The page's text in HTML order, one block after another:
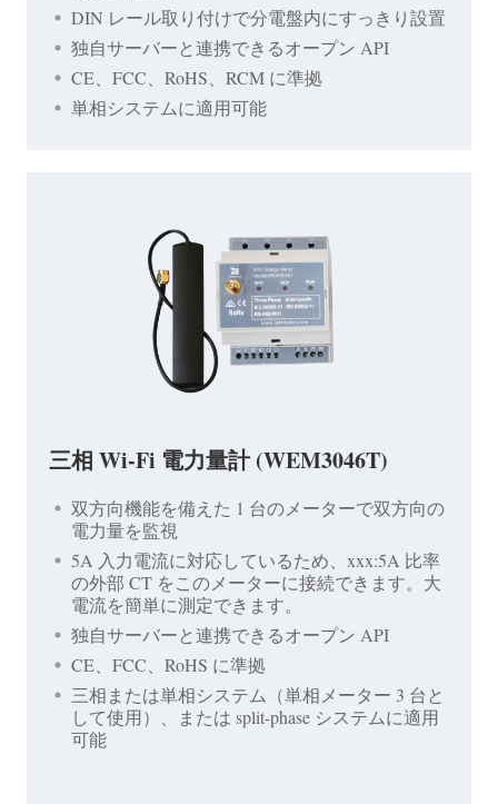
DIN レール取り付けで分電盤内にすっきり設置
独自サーバーと連携できるオープン API
CE、FCC、RoHS、RCM に準拠
単相システムに適用可能
三相 Wi-Fi 電力量計 (WEM3046T)
双方向機能を備えた 1 台のメーターで双方向の
電力量を監視
5A 入力電流に対応しているため、xxx:5A 比率
の外部 CT をこのメーターに接続できます。大
電流を簡単に測定できます。
独自サーバーと連携できるオープン API
CE、FCC、RoHS に準拠
三相または単相システム（単相メーター 3 台と
して使用）、または split-phase システムに適用
可能